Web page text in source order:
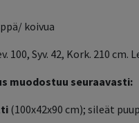
koivua
100, Syv. 42, Kork. 210
muodostuu seuraavasti:
(100x42x90 cm); sileät